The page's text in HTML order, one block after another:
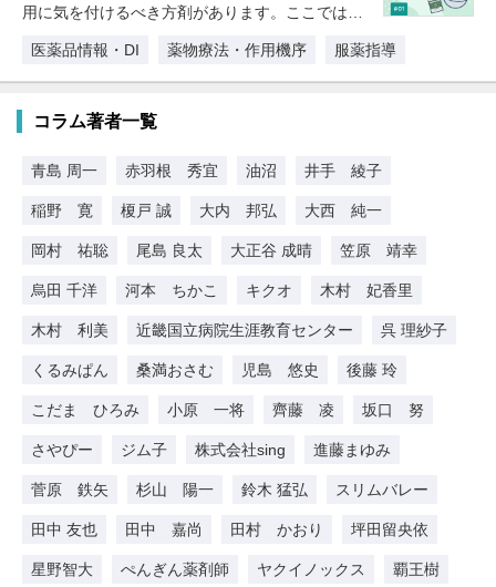
用に気を付けるべき方剤があります。ここでは、
医薬品情報・DI
薬物療法・作用機序 服薬指導
コラム著者一覧
青島 周一 赤羽根 秀宜 油沼 井手 綾子
稲野 寛 榎戸 誠 大内 邦弘 大西 純一
岡村 祐聡 尾島 良太 大正谷 成晴 笠原 靖幸
烏田 千洋 河本 ちかこ キクオ 木村 妃香里
木村 利美 近畿国立病院生涯教育センター 呉 理紗子
くるみぱん 桑満おさむ 児島 悠史 後藤 玲
こだま ひろみ 小原 一将 齊藤 凌 坂口 努
さやぴー ジム子 株式会社sing 進藤まゆみ
菅原 鉄矢 杉山 陽一 鈴木 猛弘 スリムバレー
田中 友也 田中 嘉尚 田村 かおり 坪田留央依
星野智大 ぺんぎん薬剤師 ヤクイノックス 覇王樹